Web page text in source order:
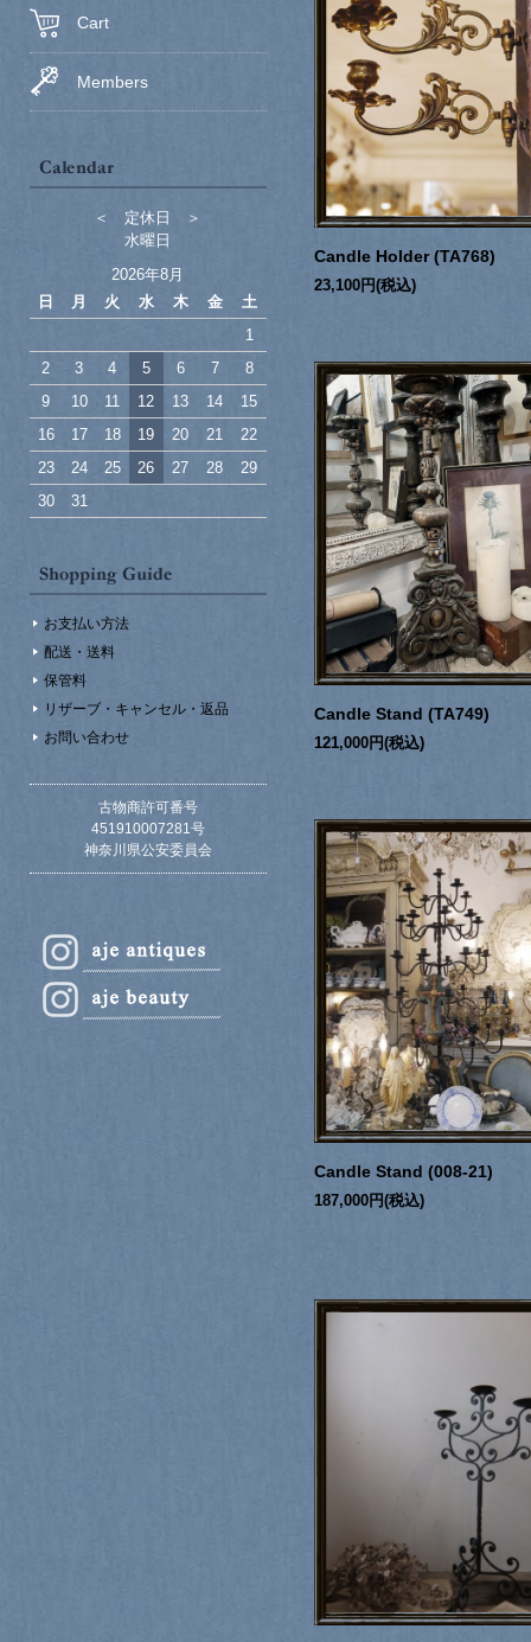
Cart
Members
＜ 定休日 ＞
水曜日
2026年8月
日
月 火 水 木 金
土
1
2
3 4 5 6 7
8
9
10 11 12 13 14
15
16
17 18 19 20 21
22
23
24 25 26 27 28
29
30
31
お支払い方法
配送・送料
保管料
リザーブ・キャンセル・返品
お問い合わせ
古物商許可番号
451910007281号
神奈川県公安委員会
Candle Holder (TA768)
23,100円(税込)
Candle Stand (TA749)
121,000円(税込)
Candle Stand (008-21)
187,000円(税込)